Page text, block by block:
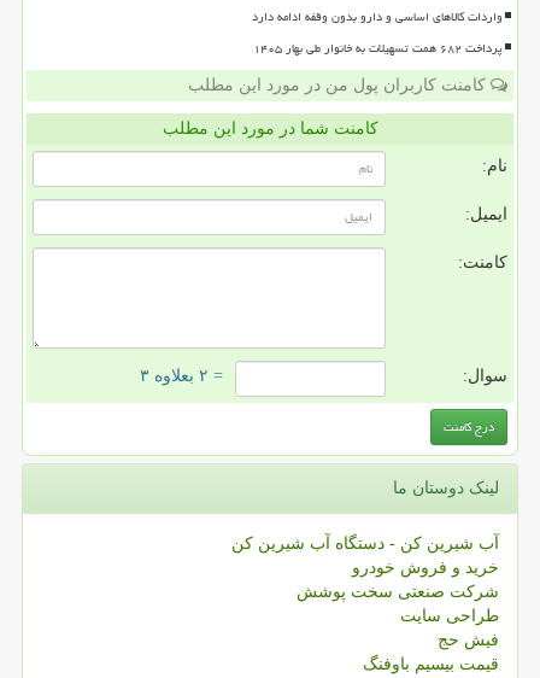
واردات کالاهای اساسی و دارو بدون وقفه ادامه دارد
پرداخت ۶۸۲ همت تسهیلات به خانوار طی بهار ۱۴۰۵
کامنت کاربران پول من در مورد این مطلب
کامنت شما در مورد این مطلب
نام:
ایمیل:
کامنت:
سوال: = ۲ بعلاوه ۳
لینک دوستان ما
آب شیرین کن - دستگاه آب شیرین کن
خرید و فروش خودرو
شرکت صنعتی سخت پوشش
طراحی سایت
فیش حج
قیمت بیسیم باوفنگ